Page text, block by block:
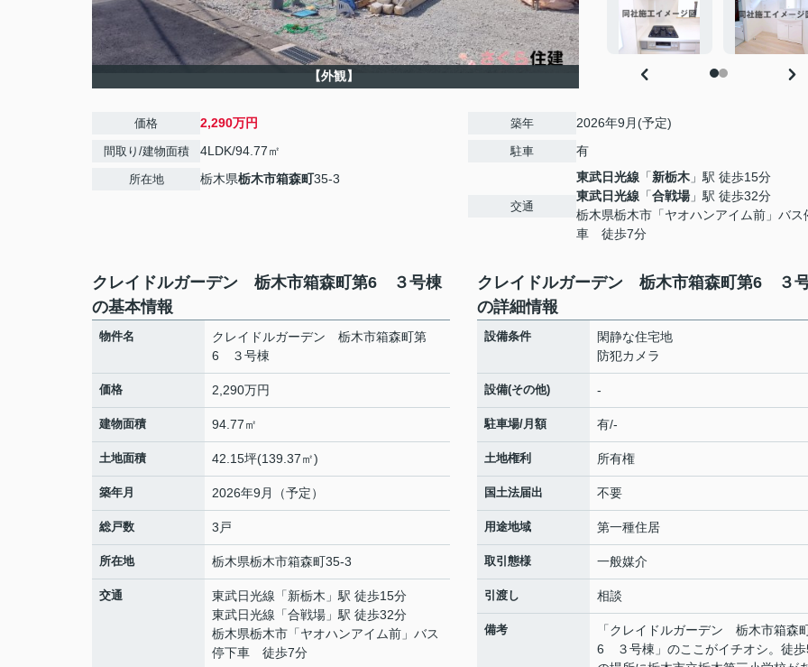
【外観】
価格 2,290万円
間取り/建物面積 4LDK/94.77㎡
所在地 栃木県栃木市箱森町35-3
築年 2026年9月(予定)
駐車 有
交通
東武日光線 「新栃木 」駅 徒歩15分
東武日光線 「合戦場」駅 徒歩32分
栃木県栃木市「ヤオハンアイム前」バス
車 徒歩7分
クレイドルガーデン 栃木市箱森町第6 ３号棟
の基本情報
物件名
クレイドルガーデン 栃木市箱森町第
6 ３号棟
価格 2,290万円
建物面積 94.77㎡
土地面積 42.15坪(139.37㎡)
築年月 2026年9月（予定）
総戸数 3戸
所在地 栃木県栃木市箱森町35-3
交通 東武日光線 「新栃木 」駅 徒歩15分
東武日光線 「合戦場 」駅 徒歩32分
栃木県栃木市「ヤオハンアイム前」バス
停下車 徒歩7分
クレイドルガーデン 栃木市箱森町第6 ３
の詳細情報
設備条件
閑静な住宅地
防犯カメラ
設備(その他) -
駐車場/月額 有/-
土地権利 所有権
国土法届出 不要
用途地域 第一種住居
取引態様 一般媒介
引渡し 相談
備考
「クレイドルガーデン 栃木市箱森
6 ３号棟」のここがイチオシ。徒